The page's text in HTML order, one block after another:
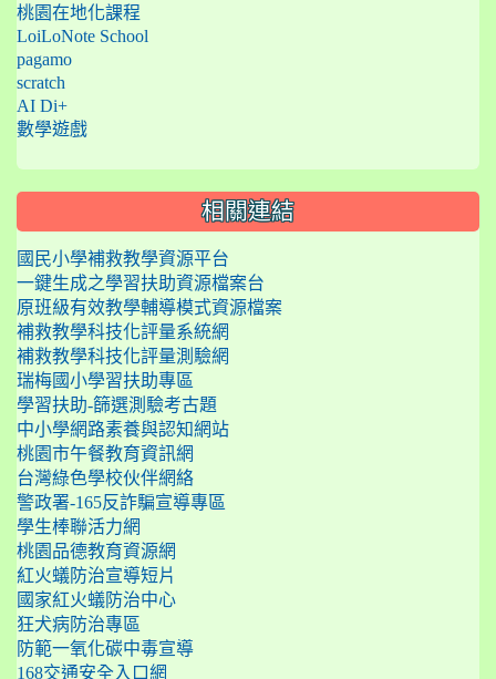
桃園在地化課程
LoiLoNote School
pagamo
scratch
AI Di+
數學遊戲
相關連結
國民小學補救教學資源平台
一鍵生成之學習扶助資源檔案台
原班級有效教學輔導模式資源檔案
補救教學科技化評量系統網
補救教學科技化評量測驗網
瑞梅國小學習扶助專區
學習扶助-篩選測驗考古題
中小學網路素養與認知網站
桃園市午餐教育資訊網
台灣綠色學校伙伴網絡
警政署-165反詐騙宣導專區
學生棒聯活力網
桃園品德教育資源網
紅火蟻防治宣導短片
國家紅火蟻防治中心
狂犬病防治專區
防範一氧化碳中毒宣導
168交通安全入口網